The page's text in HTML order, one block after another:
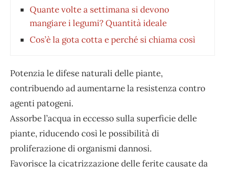
Quante volte a settimana si devono
mangiare i legumi? Quantità ideale
Cos’è la gota cotta e perché si chiama così
Potenzia le difese naturali delle piante,
contribuendo ad aumentarne la resistenza contro
agenti patogeni.
Assorbe l’acqua in eccesso sulla superficie delle
piante, riducendo così le possibilità di
proliferazione di organismi dannosi.
Favorisce la cicatrizzazione delle ferite causate da